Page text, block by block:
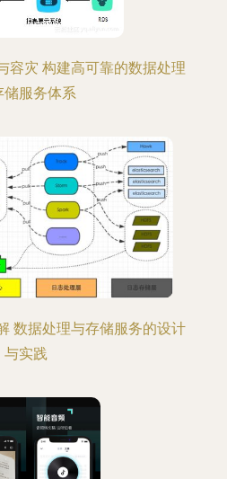
容灾 构建高可靠的数据处理
储服务体系
数据处理与存储服务的设计
与实践